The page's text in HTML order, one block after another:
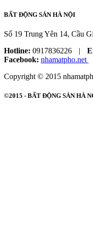
BẤT ĐỘNG SẢN HÀ NỘI
Số 19 Trung Yên 14, Cầu
Hotline: 0917836226 |
Facebook: nhamatpho.net
Copyright © 2015
©2015 - BẤT ĐỘNG SẢN HÀ